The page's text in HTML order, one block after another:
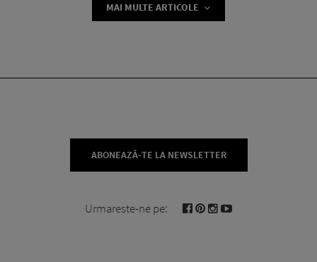
MAI MULTE ARTICOLE
ABONEAZĂ-TE LA NEWSLETTER
Urmareste-ne pe: